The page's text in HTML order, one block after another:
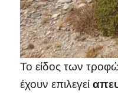
Το είδος των
έχουν επιλεγεί